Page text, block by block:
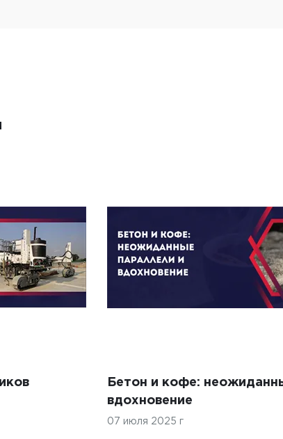
Бетон и кофе:
вдохновение
07 июля 2025 г